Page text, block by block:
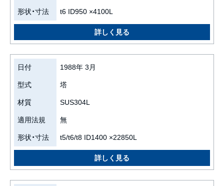
形状・寸法 t6 ID950 ×4100L
日付 1988年 3月
型式 塔
材質 SUS304L
適用法規 無
形状・寸法 t5/t6/t8 ID1400 ×22850L